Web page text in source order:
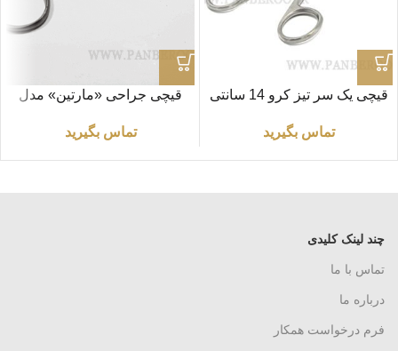
قیچی یک‌ سر تیز کرو 14 سانتی
تماس بگیرید
قیچی جراحی «مارتین» مدل
تماس بگیرید
چند لینک کلیدی
تماس با ما
درباره ما
فرم درخواست همکار